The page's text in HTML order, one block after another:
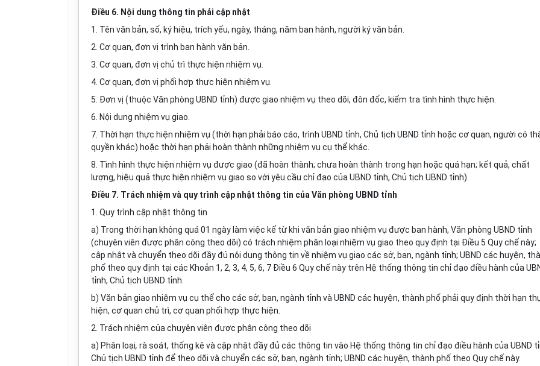
Điều 6. Nội dung thông tin phải cập nhật
1. Tên văn bản, số, ký hiệu, trích yếu, ngày, tháng, năm ban hành, người ký văn bản.
2. Cơ quan, đơn vị trình ban hành văn bản.
3. Cơ quan, đơn vị chủ trì thực hiện nhiệm vụ.
4. Cơ quan, đơn vị phối hợp thực hiện nhiệm vụ.
5. Đơn vị (thuộc Văn phòng UBND tỉnh) được giao nhiệm vụ theo dõi, đôn đốc, kiểm tra tình hình thực hiện.
6. Nội dung nhiệm vụ giao.
7. Thời hạn thực hiện nhiệm vụ (thời hạn phải báo cáo, trình UBND tỉnh, Chủ tịch UBND tỉnh hoặc cơ quan, người có
quyền khác) hoặc thời hạn phải hoàn thành những nhiệm vụ cụ thể khác.
8. Tình hình thực hiện nhiệm vụ được giao (đã hoàn thành; chưa hoàn thành trong hạn hoặc quá hạn; kết quả, chất
lượng, hiệu quả thực hiện nhiệm vụ giao so với yêu cầu chỉ đạo của UBND tỉnh, Chủ tịch UBND tỉnh).
Điều 7. Trách nhiệm và quy trình cập nhật thông tin của Văn phòng UBND tỉnh
1. Quy trình cập nhật thông tin
a) Trong thời hạn không quá 01 ngày làm việc kể từ khi văn bản giao nhiệm vụ được ban hành, Văn phòng UBND tỉnh
(chuyên viên được phân công theo dõi) có trách nhiệm phân loại nhiệm vụ giao theo quy định tại Điều 5 Quy chế này;
cập nhật và chuyển theo dõi đầy đủ nội dung thông tin về nhiệm vụ giao các sở, ban, ngành tỉnh; UBND các huyện,
phố theo quy định tại các Khoản 1, 2, 3, 4, 5, 6, 7 Điều 6 Quy chế này trên Hệ thống thông tin chỉ đạo điều hành của
tỉnh, Chủ tịch UBND tỉnh.
b) Văn bản giao nhiệm vụ cụ thể cho các sở, ban, ngành tỉnh và UBND các huyện, thành phố phải quy định thời hạn
hiện, cơ quan chủ trì, cơ quan phối hợp thực hiện.
2. Trách nhiệm của chuyên viên được phân công theo dõi
a) Phân loại, rà soát, thống kê và cập nhật đầy đủ các thông tin vào Hệ thống thông tin chỉ đạo điều hành của UBND
Chủ tịch UBND tỉnh để theo dõi và chuyển các sở, ban, ngành tỉnh; UBND các huyện, thành phố theo Quy chế này.